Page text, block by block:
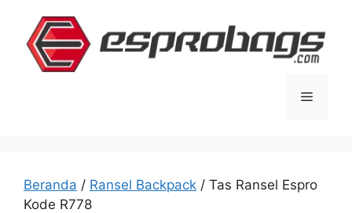
Menu
Beranda / Ransel Backpack / Tas Ransel Espro
Kode R778